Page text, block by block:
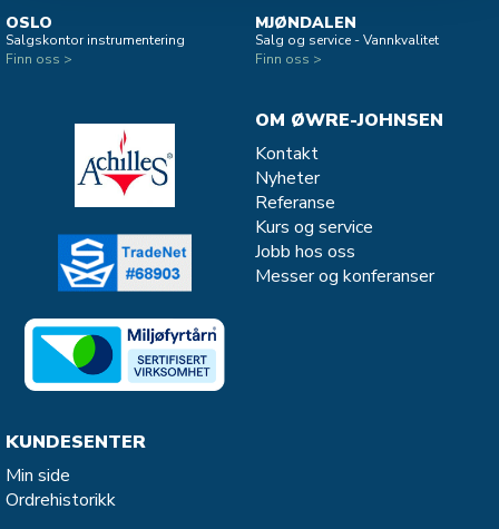
OSLO
Salgskontor instrumentering
Finn oss >
MJØNDALEN
Salg og service - Vannkvalitet
Finn oss >
OM ØWRE-JOHNSEN
Kontakt
Nyheter
Referanse
Kurs og service
Jobb hos oss
Messer og konferanser
KUNDESENTER
Min side
Ordrehistorikk